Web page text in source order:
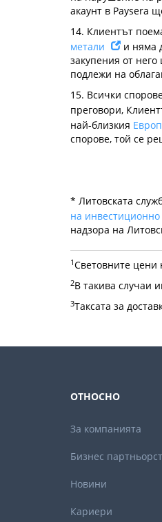
акаунт в Paysera
14. Клиентът
метали
и няма
закупения от
подлежи на
15. Всички
преговори,
най-близкия
спорове, той се
* Литовската
на
надзора на
1Световните цени
2В такива случаи
3Таксата за
ОТНОСНО
За компанията
Бизнес
Новини
Кариери